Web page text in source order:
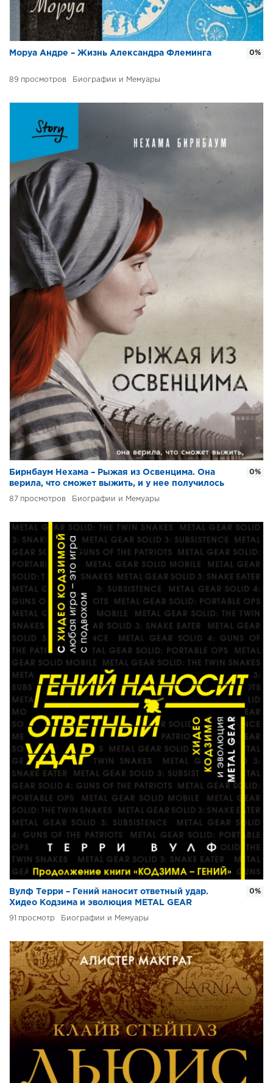
Моруа Андре – Жизнь Александра Флеминга
89 Биографии и Мемуары
0%
Бирнбаум Нехама – Рыжая из Освенцима. Она
верила, что сможет выжить, и у нее получилось
87 Биографии и Мемуары
0%
Вулф Терри – Гений наносит ответный удар.
Хидео Кодзима и эволюция METAL GEAR
91 Биографии и Мемуары
0%